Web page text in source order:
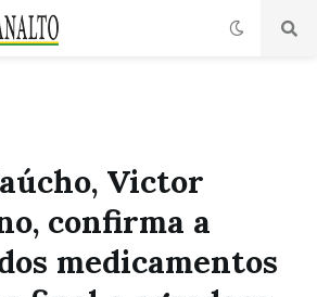
Victor
confirma a
medicamentos